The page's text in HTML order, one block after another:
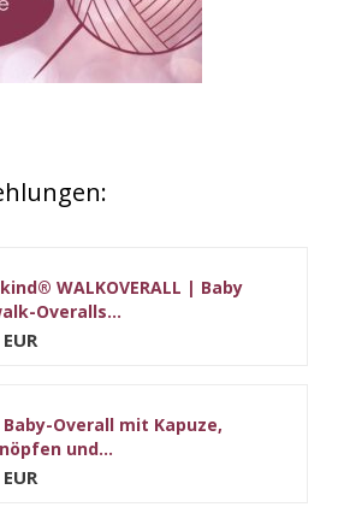
WALKOVERALL | Baby
Overalls...
Baby-Overall mit Kapuze,
und...